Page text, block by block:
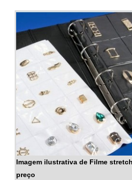
Imagem ilustrativa de Filme
preço